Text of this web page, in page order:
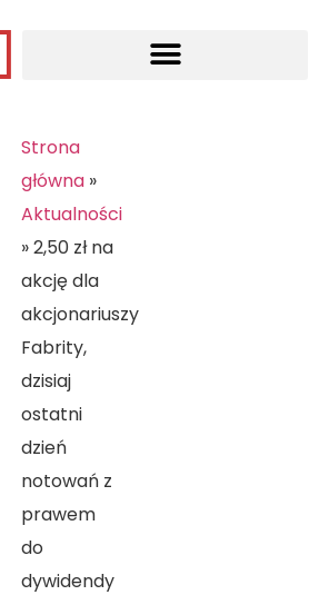
Strona
główna »
Aktualności
»2,50 zł na
akcję dla
akcjonariuszy
Fabrity,
dzisiaj
ostatni
dzień
notowań z
prawem
do
dywidendy